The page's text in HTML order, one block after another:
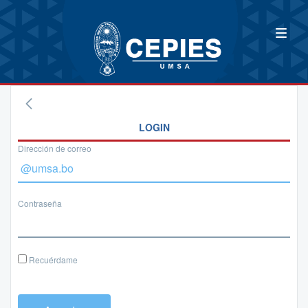
LOGIN
Dirección de correo
Contraseña
Recuérdame